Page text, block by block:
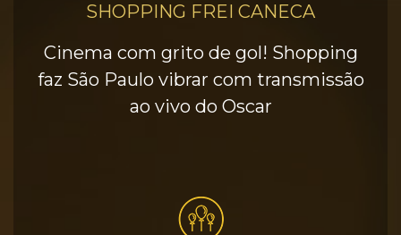
SHOPPING FREI CANECA
Cinema com grito de gol! Shopping
faz São Paulo vibrar com transmissão
ao vivo do Oscar